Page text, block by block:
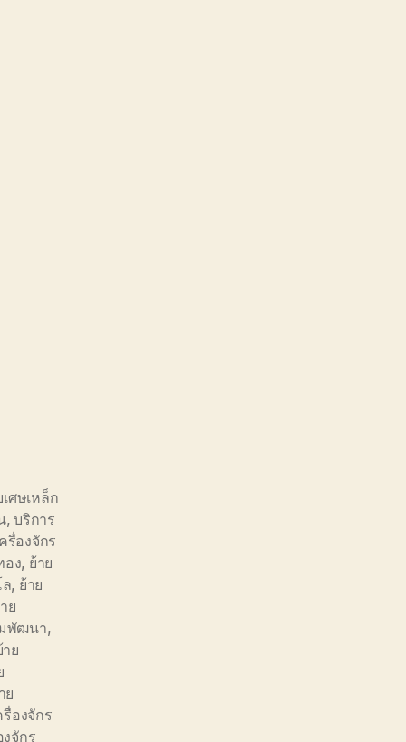
ศษเหล็ก
,บริการ
รื่องจักร
อง, ย้าย
, ย้าย
ย
พัฒนา,
าย
ย
รื่องจักร
งจักร